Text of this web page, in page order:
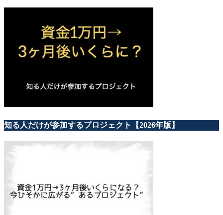
知る人だけが参加するプロジェクト【2026年版】